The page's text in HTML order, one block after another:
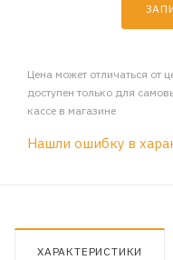
Цена может отличаться от
доступен только для
кассе в магазине
Нашли ошибку в
ХАРАКТЕРИСТИКИ